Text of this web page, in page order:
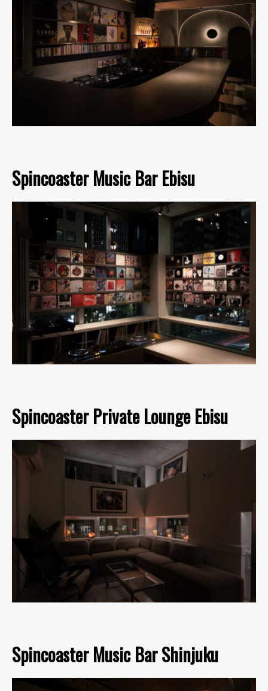
Spincoaster Music Bar Ebisu
Spincoaster Private Lounge Ebisu
Spincoaster Music Bar Shinjuku